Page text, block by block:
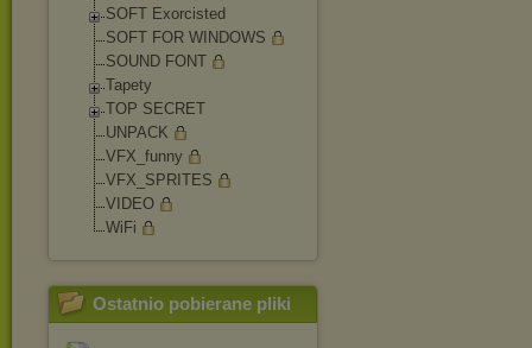
SOFT Exorcisted
SOFT FOR WINDOWS
SOUND FONT
Tapety
TOP SECRET
UNPACK
VFX_funny
VFX_SPRITES
VIDEO
WiFi
Ostatnio pobierane pliki